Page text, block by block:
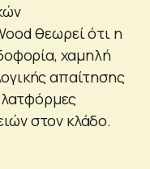
θεωρεί ότι η
χαμηλή
απαίτησης
στον κλάδο.